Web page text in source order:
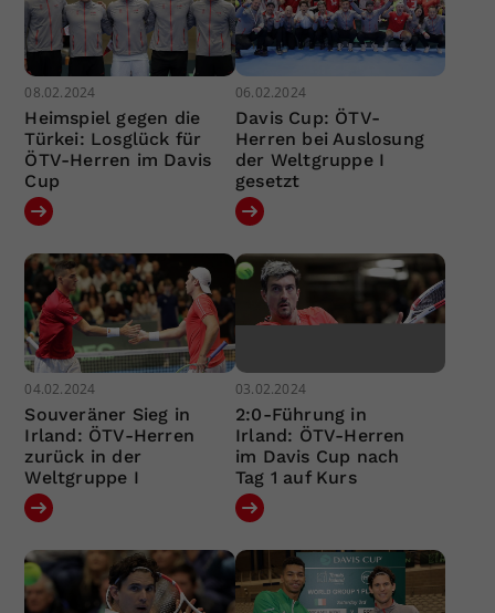
08.02.2024
Heimspiel gegen die
Türkei: Losglück für
ÖTV-Herren im Davis
Cup
06.02.2024
Davis Cup: ÖTV-
Herren bei Auslosung
der Weltgruppe I
gesetzt
04.02.2024
Souveräner Sieg in
Irland: ÖTV-Herren
zurück in der
Weltgruppe I
03.02.2024
2:0-Führung in
Irland: ÖTV-Herren
im Davis Cup nach
Tag 1 auf Kurs